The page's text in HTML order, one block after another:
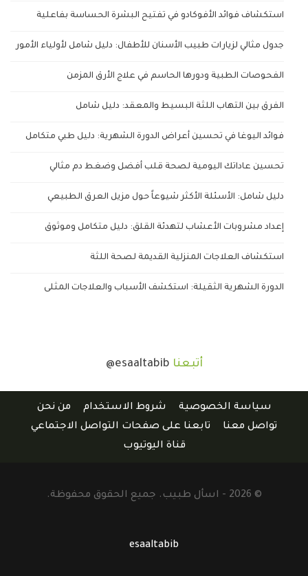
استكشاف فوائد الأفوكادو في تفتيح البشرة الحساسة بفاعلية
جدول مثالي لزيارات طبيب الأسنان للأطفال: دليل شامل لأولياء الأمور
الفحوصات الطبية ودورها الحاسم في علاج الأرق المزمن
الفرق بين التهاب اللثة البسيط والمعقد: دليل شامل
فوائد اليوغا في تحسين أعراض الدورة الشهرية: دليل طبي متكامل
تحسين عاداتك اليومية لصحة قلب أفضل وضغط دم مثالي
دليل شامل: الأسئلة الأكثر شيوعاً حول مزيل العرق الطبيعي
إعداد مشروبات الأعشاب لتهدئة القلق: دليل متكامل وموثوق
استكشاف العلاجات المنزلية القديمة لصحة اللثة
الدورة الشهرية الثقيلة: استكشف الأسباب والعلاجات المثلى
أتبعنا @esaaltabib
سياسة الخصوصية شروط الاستخدام
من نحن
تواصل معنا
تابعنا على صفحات التواصل الاجتماعي
قناة اليوتيوب
© 2026 - اسأل طبيب. جميع الحقوق محفوظة.
esaaltabib